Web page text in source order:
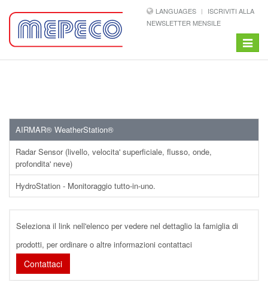
LANGUAGES
ISCRIVITI ALLA
NEWSLETTER MENSILE
Toggle
AIRMAR® WeatherStation®
Radar Sensor (livello, velocita' superficiale, flusso, onde,
profondita' neve)
HydroStation - Monitoraggio tutto-in-uno.
Seleziona il link nell'elenco per vedere nel dettaglio la famiglia di
prodotti, per ordinare o altre informazioni contattaci
Contattaci